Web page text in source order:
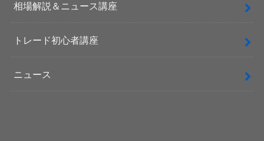
相場解説＆ニュース講座
トレード初心者講座
ニュース